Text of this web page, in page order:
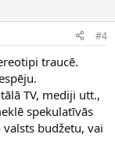
#4
traucē.
TV, mediji utt.,
spekulatīvās
budžetu, vai